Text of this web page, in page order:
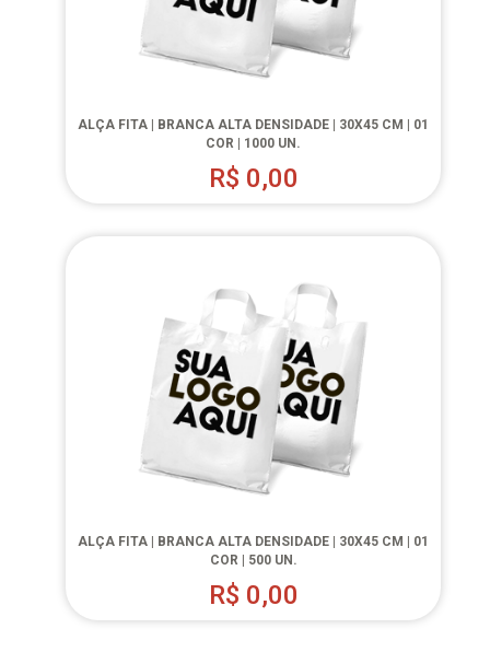
ALÇA FITA | BRANCA ALTA DENSIDADE | 30X45 CM | 01
COR | 1000 UN.
R$ 0,00
ALÇA FITA | BRANCA ALTA DENSIDADE | 30X45 CM | 01
COR | 500 UN.
R$ 0,00